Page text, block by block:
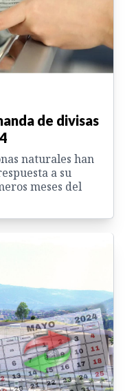
de divisas
naturales han
a su
meses del